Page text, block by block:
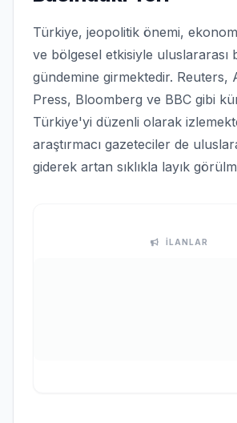
Türkiye, jeopolitik önemi,
ve bölgesel etkisiyle uluslararası
gündemine girmektedir. Reuters,
Press, Bloomberg ve BBC gibi
Türkiye'yi düzenli olarak
araştırmacı gazeteciler de
giderek artan sıklıkla layık
İLANLAR